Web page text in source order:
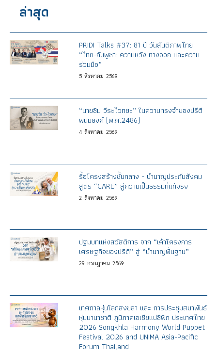
ล่าสุด
PRIDI Talks #37: 81 ปี วันสันติภาพไทย
“ไทย-กัมพูชา: ความหวัง ทางออก และความ
ร่วมมือ”
5 สิงหาคม 2569
“นายซิม วีระไวทยะ” ในความทรงจำของปรีดี
พนมยงค์ (พ.ศ.2486)
4 สิงหาคม 2569
รื้อโครงสร้างชั้นกลาง - บำนาญประกันสังคม
สูตร “CARE” สู่ความเป็นธรรมที่แท้จริง
2 สิงหาคม 2569
ปฐมบทแห่งสวัสดิการ จาก “เค้าโครงการ
เศรษฐกิจของปรีดี” สู่ “บำนาญพื้นฐาน”
29 กรกฎาคม 2569
เทศกาลหุ่นโลกสงขลา และ การประชุมสมาพันธ์
หุ่นนานาชาติ ภูมิภาคเอเชียแปซิฟิก ประเทศไทย
2026 Songkhla Harmony World Puppet
Festival 2026 and UNIMA Asia-Pacific
Forum Thailand